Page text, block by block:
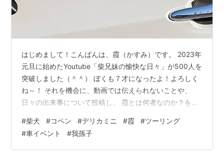
はじめまして！こんばんは、霞（かすみ）です。 2023年
元旦に始めたYoutube「柴兄妹の愉快な日々」が500人を
突破しました（＾＾） ぼくも７才になったよ！よろしく
ね～！ それを機会に、動画では伝えられないことや、
日々の出来事について投稿し、 霞とは何者なのか？を知
動画をアップしていますが、ブログは毎週金曜日の夜に
アップいたします。 動画にかかる話を投稿しますが、そ
の他も都度投稿しますので、 よろしくお願いします！
#柴犬 #コペン #デリカミニ #霞 #ツーリング
#車イベント #我孫子